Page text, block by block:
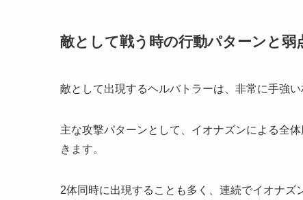
敵として戦う時の行動パターンと弱
敵として出現するヘルバトラーは、非常に手強い
主な攻撃パターンとして、イオナズンによる全
きます。
2体同時に出現することも多く、連続でイオナズ